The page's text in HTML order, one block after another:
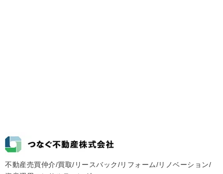
不動産売買仲介/買取/リースバック/リフォーム/リノベーション/